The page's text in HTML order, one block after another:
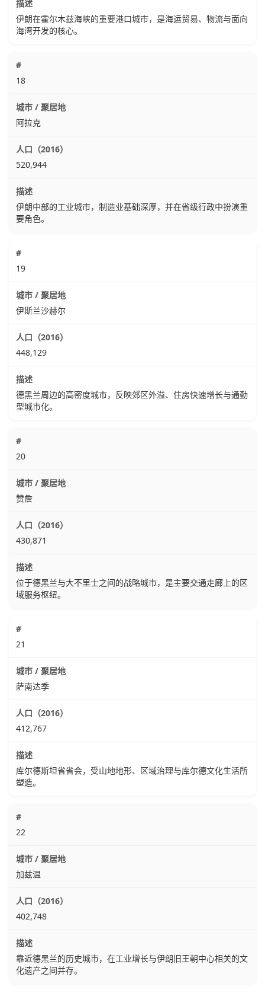
伊朗在霍尔木兹海峡的重要港口城市，是海运贸易、物流与面向
海湾开发的核心。
18
阿拉克
520,944
伊朗中部的工业城市，制造业基础深厚，并在省级行政中扮演重
要角色。
19
伊斯兰沙赫尔
448,129
德黑兰周边的高密度城市，反映郊区外溢、住房快速增长与通勤
型城市化。
20
赞詹
430,871
位于德黑兰与大不里士之间的战略城市，是主要交通走廊上的区
域服务枢纽。
21
萨南达季
412,767
库尔德斯坦省省会，受山地地形、区域治理与库尔德文化生活所
塑造。
22
加兹温
402,748
靠近德黑兰的历史城市，在工业增长与伊朗旧王朝中心相关的文
化遗产之间并存。